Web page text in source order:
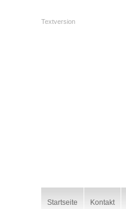
Textversion
Startseite Kontakt